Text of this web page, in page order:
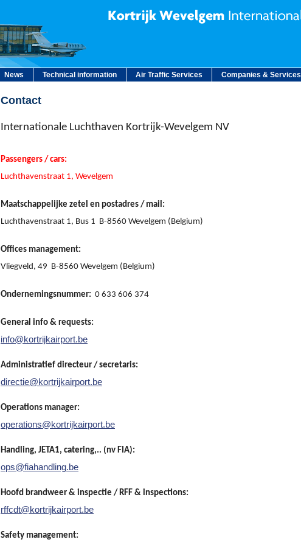
News Technical information Air Traffic Services Companies & Services
Contact
Internationale Luchthaven Kortrijk-Wevelgem NV
Passengers / cars:
Luchthavenstraat 1, Wevelgem
Maatschappelijke zetel en postadres / mail:
Luchthavenstraat 1, Bus 1 B-8560 Wevelgem (Belgium)
Offices management:
Vliegveld, 49 B-8560 Wevelgem (Belgium)
Ondernemingsnummer: 0 633 606 374
General info & requests:
info@kortrijkairport.be
Administratief directeur / secretaris:
directie@kortrijkairport.be
Operations manager:
operations@kortrijkairport.be
Handling, JETA1, catering,.. (nv FIA):
ops@fiahandling.be
Hoofd brandweer & inspectie / RFF & inspections:
rffcdt@kortrijkairport.be
Safety management: